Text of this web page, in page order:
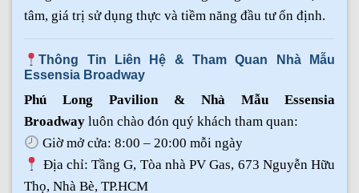
tâm, giá trị sử dụng thực và tiềm năng đầu tư ổn định.
Thông Tin Liên Hệ & Tham Quan Nhà Mẫu
Essensia Broadway
Phú Long Pavilion & Nhà Mẫu Essensia
Broadway luôn chào đón quý khách tham quan:
Giờ mở cửa: 8:00 – 20:00 mỗi ngày
Địa chỉ: Tầng G, Tòa nhà PV Gas, 673 Nguyễn Hữu
Thọ, Nhà Bè, TP.HCM